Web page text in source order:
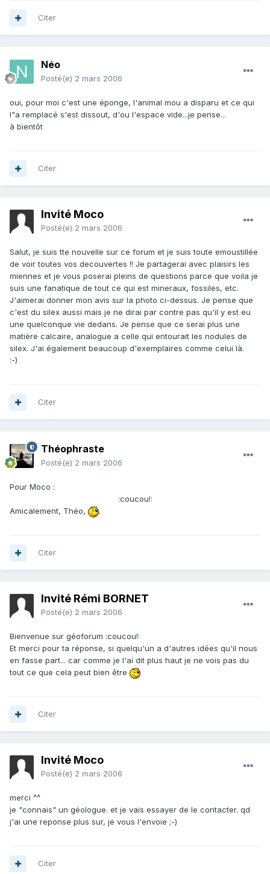
Citer
Néo
Posté(e) 2 mars 2006
oui, pour moi c'est une éponge, l'animal mou a disparu et ce qui
l"a remplacé s'est dissout, d'ou l'espace vide...je pense...
à bientôt
Citer
Invité Moco
Posté(e) 2 mars 2006
Salut, je suis tte nouvelle sur ce forum et je suis toute emoustillée
de voir toutes vos decouvertes !! Je partagerai avec plaisirs les
miennes et je vous poserai pleins de questions parce que voila je
suis une fanatique de tout ce qui est mineraux, fossiles, etc.
J'aimerai donner mon avis sur la photo ci-dessus. Je pense que
c'est du silex aussi mais je ne dirai par contre pas qu'il y est eu
une quelconque vie dedans. Je pense que ce serai plus une
matière calcaire, analogue a celle qui entourait les nodules de
silex. J'ai également beaucoup d'exemplaires comme celui là.
:-)
Citer
Théophraste
Posté(e) 2 mars 2006
Pour Moco :
:coucou!:
Amicalement, Théo,
.
Citer
Invité Rémi BORNET
Posté(e) 2 mars 2006
Bienvenue sur géoforum :coucou!:
Et merci pour ta réponse, si quelqu'un a d'autres idées qu'il nous
en fasse part... car comme je l'ai dit plus haut je ne vois pas du
tout ce que cela peut bien être
Citer
Invité Moco
Posté(e) 2 mars 2006
merci ^^
je "connais" un géologue. et je vais essayer de le contacter. qd
j'ai une reponse plus sur, je vous l'envoie ;-)
Citer